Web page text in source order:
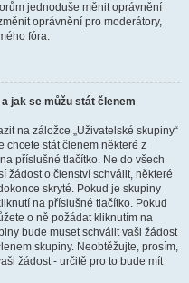
jednoduše měnit oprávnění
oprávnění pro moderátory,
fóra.
jak se můžu stát členem
na záložce „Uživatelské skupiny“
chcete stát členem některé z
příslušné tlačítko. Ne do všech
žádost o členství schválit, některé
skryté. Pokud je skupiny
na příslušné tlačítko. Pokud
o ně požádat kliknutím na
bude muset schválit vaši žádost
skupiny. Neobtěžujte, prosím,
žádost - určitě pro to bude mít